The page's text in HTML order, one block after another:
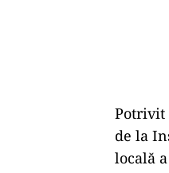
Potrivit
de la
locală